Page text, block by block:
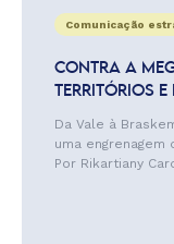
Comunicação
CONTRA A
TERRITÓRIOS
Da Vale à
uma
Por Rikartiany